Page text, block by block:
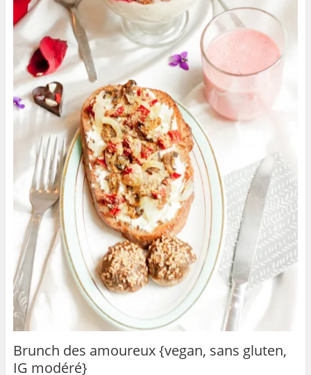
Brunch des amoureux {vegan, sans gluten,
IG modéré}